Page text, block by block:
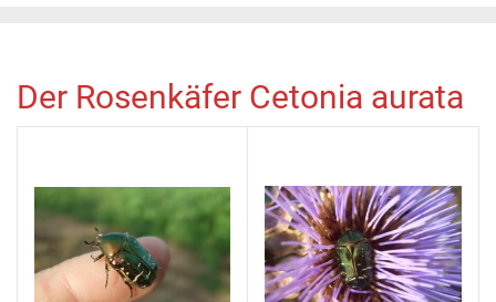
Der Rosenkäfer Cetonia aurata